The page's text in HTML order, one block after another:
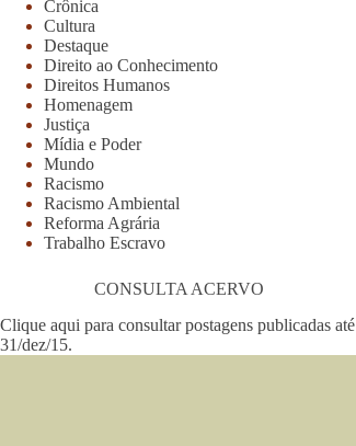
Crônica
Cultura
Destaque
Direito ao Conhecimento
Direitos Humanos
Homenagem
Justiça
Mídia e Poder
Mundo
Racismo
Racismo Ambiental
Reforma Agrária
Trabalho Escravo
CONSULTA ACERVO
Clique aqui para consultar postagens publicadas até
31/dez/15.